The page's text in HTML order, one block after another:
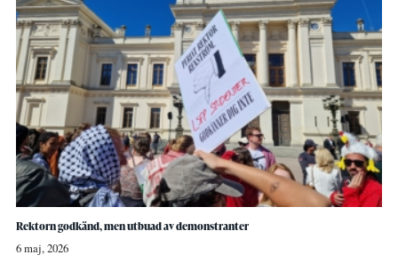
Rektorn godkänd, men utbuad av demonstranter
6 maj, 2026